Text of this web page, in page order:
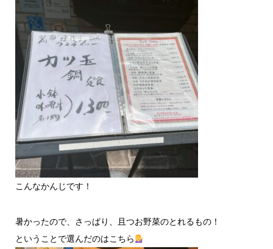
こんなかんじです！
暑かったので、さっぱり、且つお野菜のとれるもの！
ということで選んだのはこちら